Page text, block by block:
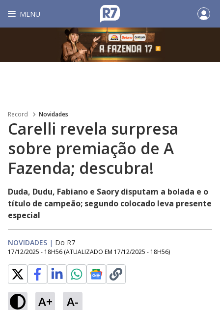
MENU
Record Novidades
Carelli revela surpresa
sobre premiação de A
Fazenda; descubra!
Duda, Dudu, Fabiano e Saory disputam a bolada e o
título de campeão; segundo colocado leva presente
especial
NOVIDADES | Do R7
17/12/2025 - 18H56 (ATUALIZADO EM 17/12/2025 - 18H56)
A+ A-